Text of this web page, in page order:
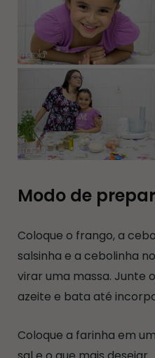
Modo de
Coloque o frango, a
salsinha e a cebolinha
virar uma massa. Junte
azeite e bata até
Coloque a farinha em